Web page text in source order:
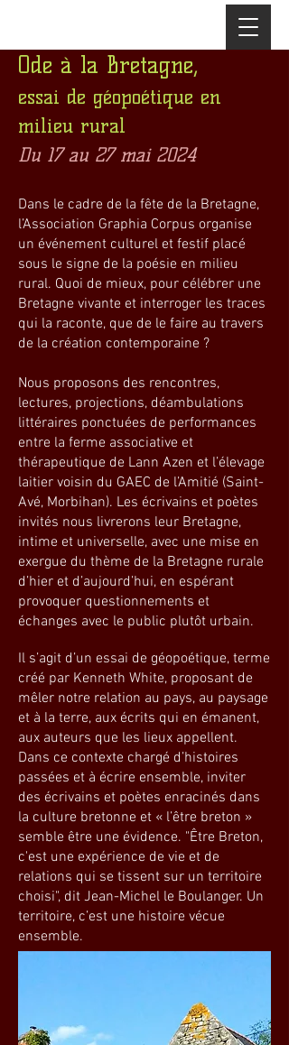
Du17 au 27 mai 2024
Dans le cadre de la fête de la Bretagne,
l’Association Graphia Corpus organise
un événement culturel et festif placé
sous le signe de la poésie en milieu
rural. Quoi de mieux, pour célébrer une
Bretagne vivante et interroger les traces
qui la raconte, que de le faire au travers
de la création contemporaine ?
Nous proposons des rencontres,
lectures, projections, déambulations
littéraires ponctuées de performances
entre la ferme associative et
thérapeutique de Lann Azen et l’élevage
laitier voisin du GAEC de l’Amitié (Saint-
Avé, Morbihan). Les écrivains et poètes
invités nous livrerons leur Bretagne,
intime et universelle, avec une mise en
exergue du thème de la Bretagne rurale
d’hier et d’aujourd’hui, en espérant
provoquer questionnements et
échanges avec le public plutôt urbain.
Ode à la Bretagne,
essai de géopoétique en
milieu rural
Il s’agit d’un essai de géopoétique, terme
créé par Kenneth White, proposant de
mêler notre relation au pays, au paysage
et à la terre, aux écrits qui en émanent,
aux auteurs que les lieux appellent.
Dans ce contexte chargé d’histoires
passées et à écrire ensemble, inviter
des écrivains et poètes enracinés dans
la culture bretonne et « l’être breton »
semble être une évidence. "Être Breton,
c'est une expérience de vie et de
relations qui se tissent sur un territoire
choisi", dit Jean-Michel le Boulanger. Un
territoire, c’est une histoire vécue
ensemble.